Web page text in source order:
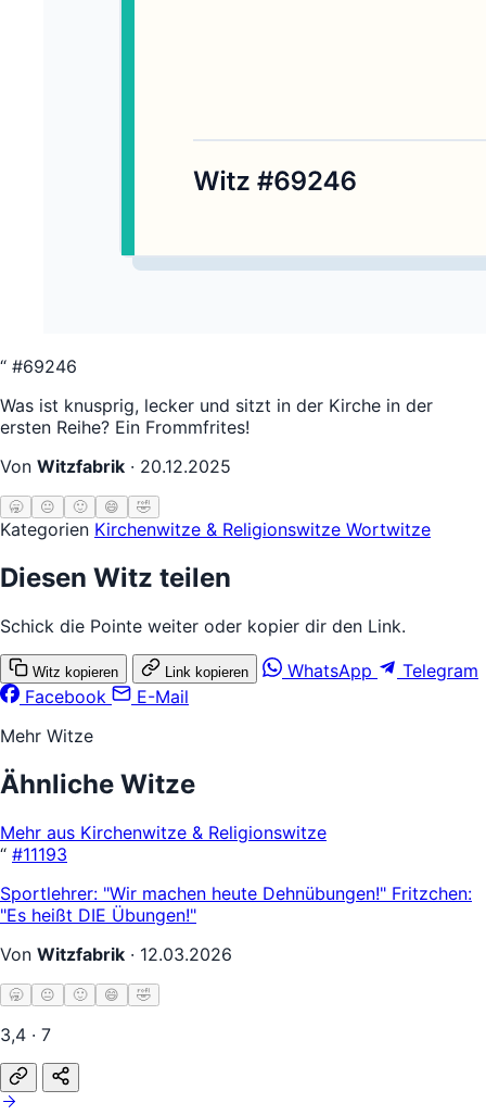
“ #69246
Was ist knusprig, lecker und sitzt in der Kirche in der
ersten Reihe? Ein Frommfrites!
Von Witzfabrik · 20.12.2025
🥱 😐 🙂 😄 🤣
Kategorien Kirchenwitze & Religionswitze Wortwitze
Diesen Witz teilen
Schick die Pointe weiter oder kopier dir den Link.
Witz kopieren Link kopieren WhatsApp
Telegram
Facebook
E-Mail
Mehr Witze
Ähnliche Witze
Mehr aus Kirchenwitze & Religionswitze
“ #11193
Sportlehrer: "Wir machen heute Dehnübungen!" Fritzchen:
"Es heißt DIE Übungen!"
Von Witzfabrik · 12.03.2026
🥱 😐 🙂 😄 🤣
3,4 · 7